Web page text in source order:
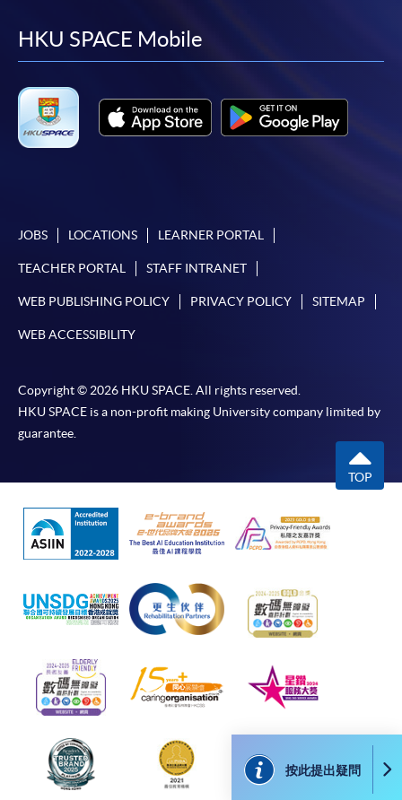
付款方法
1. 現金、「易辦事」（EPS）、微信支付
申請人可親臨學院任何一所報名中心，以現金、「易
辦事」、微信支付（WeChat Pay）或支付寶
（Alipay） 繳付學費。
學專業進修學院」。支票背面請寫上課程名稱及申請
人姓名。 閣下可：
證明文件；
「報讀課程」，惟學院對郵遞失誤而遺失的支票及個
人資料概不負責。
申請人可親臨學院任何一所報名中心，以 VISA 或
Mastercard（包括「香港大學專業進修學院
Mastercard卡」）繳付學費。香港大學專業進修學院
Mastercard卡持有人，如報讀課程滿港幣2,000元，可
享有十個月免息分期付款優惠，惟課程申請人必須為
信用卡持有人。詳情請向學院報名中心職員查詢。
大部份公開招生的課程（以先到先得形式報名）及個
別學歷頒授課程提供網上報名/註冊服務，申請人可在
網上使用「繳費靈」（不適用於手機）、VISA或
Mastercard繳付有關課程的報名費或學費。除上述支
付方式之外，如就讀學歷頒授課程設有網上服務，學
員亦可以微信支付（Online WeChat Pay）、支付寶
按此提出疑問
折
facebook
youtube
linkedin
HKU SPACE Mobile
JOBS LOCATIONS LEARNER PORTAL
TEACHER PORTAL STAFF INTRANET
WEB PUBLISHING POLICY PRIVACY POLICY SITEMAP
WEB ACCESSIBILITY
Copyright © 2026 HKU SPACE. All rights reserved.
HKU SPACE is a non-profit making University company limited by
guarantee.
TOP